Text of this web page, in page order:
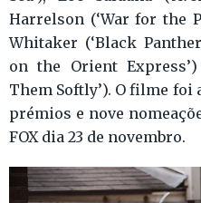
Harrelson (‘War for the
Whitaker (‘Black
on the Orient
Them Softly’). O filme
prémios e nove
FOX dia 23 de novembro.